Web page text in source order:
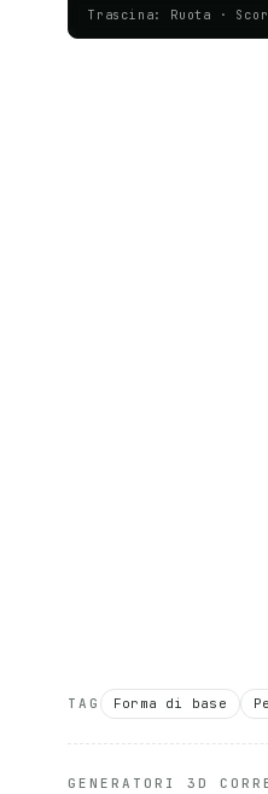
Trascina: Ruota ·
TAG Forma di base
GENERATORI 3D